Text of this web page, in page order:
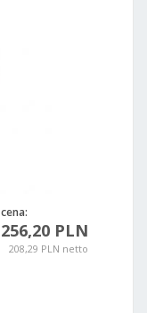
cena:
256,20 PLN
208,29 PLN netto